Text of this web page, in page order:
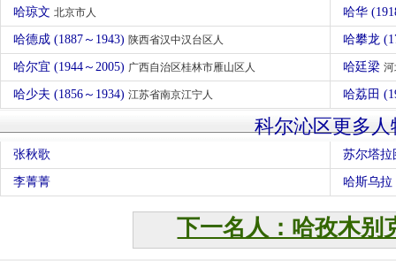
哈琼文 北京市人 哈华
哈德成 (1887～1943) 陕西省汉中汉台区人 哈攀龙
哈尔宜 (1944～2005) 广西自治区桂林市雁山区人 哈廷梁
哈少夫 (1856～1934) 江苏省南京江宁人 哈荔田
科尔沁区更多人
张秋歌 苏尔塔拉
李菁菁 哈斯乌拉
下一名人：哈孜木别